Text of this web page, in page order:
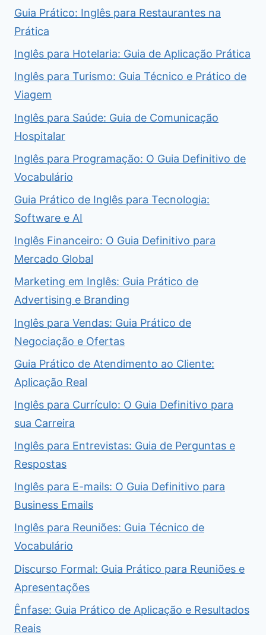
Guia Prático: Inglês para Restaurantes na
Prática
Inglês para Hotelaria: Guia de Aplicação Prática
Inglês para Turismo: Guia Técnico e Prático de
Viagem
Inglês para Saúde: Guia de Comunicação
Hospitalar
Inglês para Programação: O Guia Definitivo de
Vocabulário
Guia Prático de Inglês para Tecnologia:
Software e AI
Inglês Financeiro: O Guia Definitivo para
Mercado Global
Marketing em Inglês: Guia Prático de
Advertising e Branding
Inglês para Vendas: Guia Prático de
Negociação e Ofertas
Guia Prático de Atendimento ao Cliente:
Aplicação Real
Inglês para Currículo: O Guia Definitivo para
sua Carreira
Inglês para Entrevistas: Guia de Perguntas e
Respostas
Inglês para E-mails: O Guia Definitivo para
Business Emails
Inglês para Reuniões: Guia Técnico de
Vocabulário
Discurso Formal: Guia Prático para Reuniões e
Apresentações
Ênfase: Guia Prático de Aplicação e Resultados
Reais